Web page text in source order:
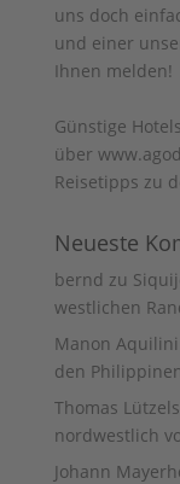
uns doch
und einer
Ihnen melden!
Günstige
über
Reisetipps zu
Neueste
bernd zu
westlichen
Manon Aquilini
den Philippinen
Thomas
nordwestlich
Johann